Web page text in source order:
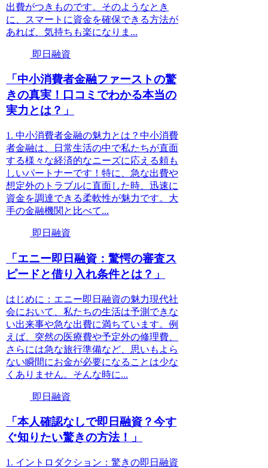
出費がつきものです。そのようなとき
に、スマートに資金を確保できる方法が
あれば、気持ちも楽になりま...
即日融資
「中小消費者金融ファーストの驚
きの真実！口コミでわかる本当の
実力とは？」
1. 中小消費者金融の魅力とは？中小消費
者金融は、日常生活の中で私たちが直面
する様々な経済的なニーズに応える頼も
しいパートナーです！特に、急な出費や
想定外のトラブルに直面した時、迅速に
資金を調達できる柔軟性が魅力です。大
手の金融機関と比べて...
即日融資
「エニー即日融資：驚愕の審査ス
ピードと借り入れ条件とは？」
はじめに：エニー即日融資の魅力現代社
会において、私たちの生活は予測できな
い出来事や急な出費に満ちています。例
えば、突然の医療費や予定外の修理費、
さらには急な旅行準備など、思いもよら
ない瞬間にお金が必要になることは少な
くありません。そんな時に...
即日融資
「本人確認なしで即日融資？今す
ぐ知りたい驚きの方法！」
1. イントロダクション：驚きの即日融資